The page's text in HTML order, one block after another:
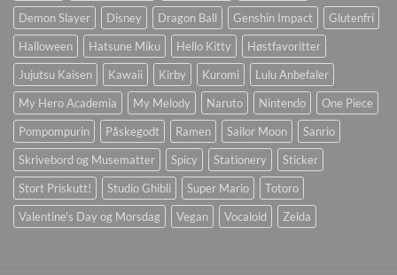
Demon Slayer
Disney Dragon Ball Genshin Impact
Glutenfri
Halloween
Hatsune Miku Hello Kitty
Høstfavoritter
Jujutsu Kaisen
Kawaii Kirby Kuromi
Lulu Anbefaler
My Hero Academia
My Melody Naruto Nintendo
One Piece
Pompompurin
Påskegodt Ramen Sailor Moon
Sanrio
Skrivebord og Musematter
Spicy Stationery
Sticker
Stort Priskutt!
Studio Ghibli Super Mario
Totoro
Valentine's Day og Morsdag
Vegan Vocaloid Zelda